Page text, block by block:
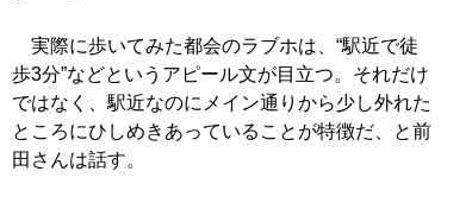
実際に歩いてみた都会のラブホは、“駅近で徒
歩3分”などというアピール文が目立つ。それだけ
ではなく、駅近なのにメイン通りから少し外れた
ところにひしめきあっていることが特徴だ、と前
田さんは話す。